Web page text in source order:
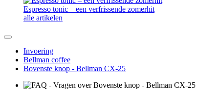
Espresso tonic – een verfrissende zomerhit
alle artikelen
Invoering
Bellman coffee
Bovenste knop - Bellman CX-25